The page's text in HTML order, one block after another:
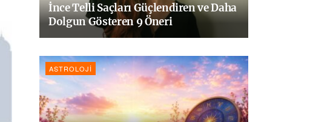
İnce Telli Saçları Güçlendiren ve Daha
Dolgun Gösteren 9 Öneri
ASTROLOJI